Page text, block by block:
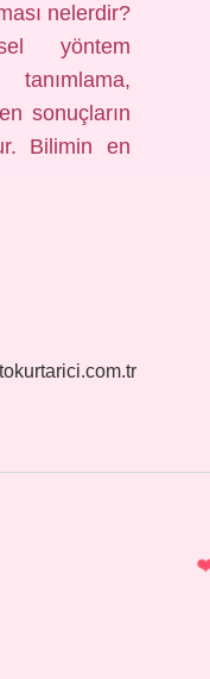
nelerdir?
yöntem
tanımlama,
sonuçların
Bilimin en